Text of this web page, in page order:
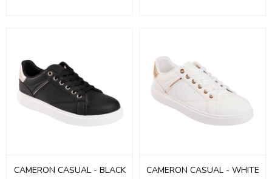
CAMERON CASUAL - BLACK CAMERON CASUAL - WHITE